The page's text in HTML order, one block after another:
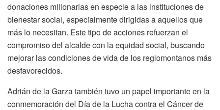
donaciones millonarias en especie a las instituciones de
bienestar social, especialmente dirigidas a aquellos que
más lo necesitan. Este tipo de acciones refuerzan el
compromiso del alcalde con la equidad social, buscando
mejorar las condiciones de vida de los regiomontanos más
desfavorecidos.
Adrián de la Garza también tuvo un papel importante en la
conmemoración del Día de la Lucha contra el Cáncer de